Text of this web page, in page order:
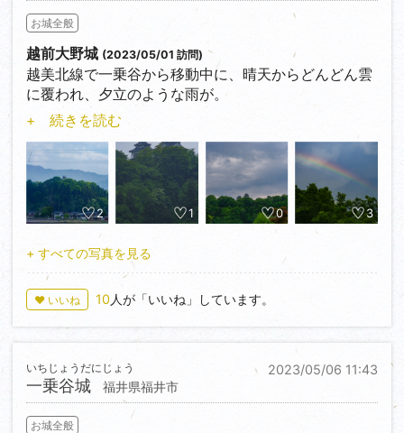
ら過ごすのもオススメ。
小さな山に小さな天守が建っているが、町のいろいろ
な場所から見ることができ、タブの御神木がある辺り
から臨むと良い感じ。
お城全般
越前大野城 (2023/05/01 訪問)
越美北線で一乗谷から移動中に、晴天からどんどん雲
に覆われ、夕立のような雨が。
日が沈む直前に夕陽が差し込み、午後だけではあった
ものの色々な空を見ることができた。
しかも、亀山に登っている途中で５分ぐらい虹を見る
ことができた上に、よくよく見ると緑青藍紫が繰り返
されている過剰虹。
おまけで、本丸で写真を撮っていると、飛んでいる鳶
に烏が襲いかかるという珍しい場面にも遭遇。（ただ
し写真はSSが遅くて残念な結果に）
+ 続きを読む
2 1 0 3
+ すべての写真を見る
♥ いいね 10人が「いいね」しています。
2023/05/06 11:43
一乗谷城
いちじょうだにじょう
福井県福井市
お城全般